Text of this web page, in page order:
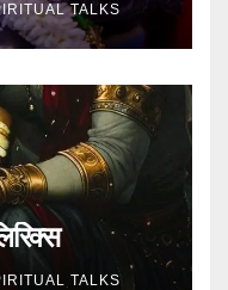
TALKS
TALKS